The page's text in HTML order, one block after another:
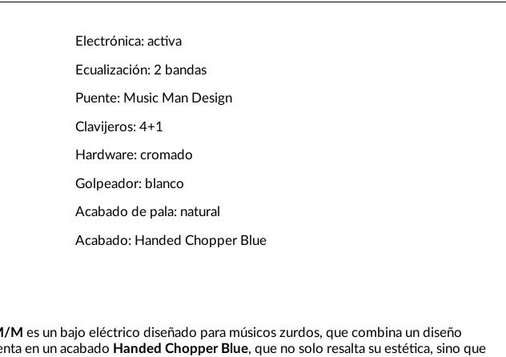
Electrónica: activa
Ecualización: 2 bandas
Puente: Music Man Design
Clavijeros: 4+1
Hardware: cromado
Golpeador: blanco
Acabado de pala: natural
Acabado: Handed Chopper Blue
M es un bajo eléctrico diseñado para músicos zurdos, que combina un diseño
en un acabado Handed Chopper Blue, que no solo resalta su estética, sino que